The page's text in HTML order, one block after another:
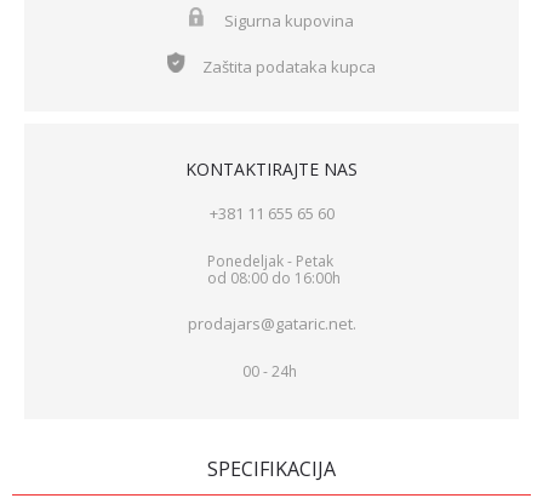
Sigurna kupovina
Zaštita podataka kupca
KONTAKTIRAJTE NAS
+381 11 655 65 60
Ponedeljak - Petak
od 08:00 do 16:00h
prodajars@gataric.net.
00 - 24h
SPECIFIKACIJA